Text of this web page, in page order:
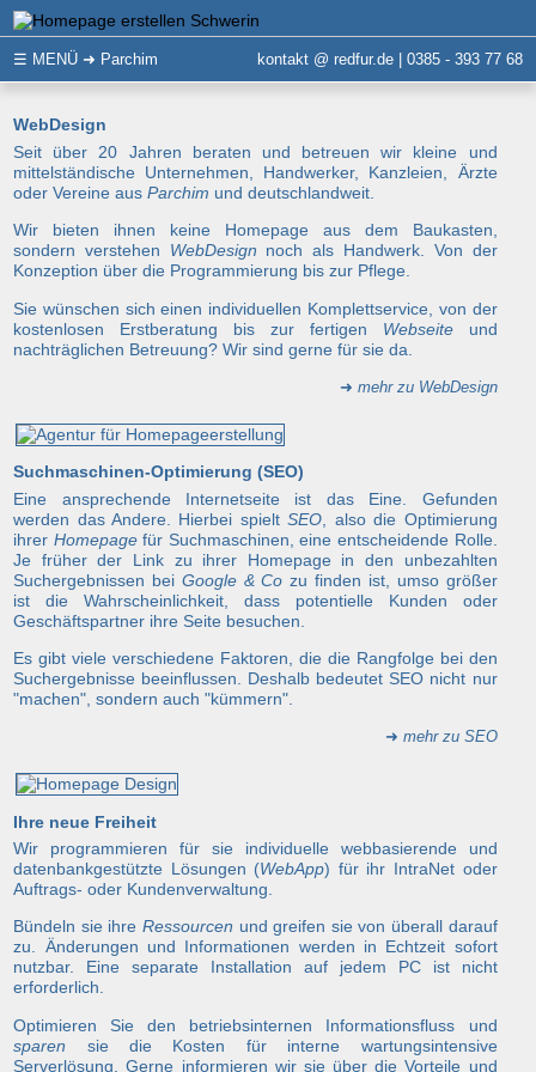
☰ MENÜ ➜ Parchim kontakt @ redfur.de | 0385 - 393 77 68
WebDesign
Seit über 20 Jahren beraten und betreuen wir kleine und
mittelständische Unternehmen, Handwerker, Kanzleien, Ärzte
oder Vereine ausParchim und deutschlandweit.
Wir bieten ihnen keine Homepage aus dem Baukasten,
sondern verstehen WebDesign noch als Handwerk. Von der
Konzeption über die Programmierung bis zur Pflege.
Sie wünschen sich einen individuellen Komplettservice, von der
kostenlosen Erstberatung bis zur fertigen Webseiteund
nachträglichen Betreuung? Wir sind gerne für sie da.
➜ mehr zu WebDesign
Suchmaschinen-Optimierung (SEO)
Eine ansprechende Internetseite ist das Eine. Gefunden
werden das Andere. Hierbei spieltSEO , also die Optimierung
ihrer Homepagefür Suchmaschinen, eine entscheidende Rolle.
Je früher der Link zu ihrer Homepage in den unbezahlten
Suchergebnissen bei Google & Co zu finden ist, umso größer
ist die Wahrscheinlichkeit, dass potentielle Kunden oder
Geschäftspartner ihre Seite besuchen.
Es gibt viele verschiedene Faktoren, die die Rangfolge bei den
Suchergebnisse beeinflussen. Deshalb bedeutet SEO nicht nur
"machen", sondern auch "kümmern".
➜ mehr zu SEO
Ihre neue Freiheit
Wir programmieren für sie individuelle webbasierende und
datenbankgestützte Lösungen (WebApp) für ihr IntraNet oder
Auftrags- oder Kundenverwaltung.
Bündeln sie ihre Ressourcen und greifen sie von überall darauf
zu. Änderungen und Informationen werden in Echtzeit sofort
nutzbar. Eine separate Installation auf jedem PC ist nicht
erforderlich.
Optimieren Sie den betriebsinternen Informationsfluss und
sparen sie die Kosten für interne wartungsintensive
Serverlösung. Gerne informieren wir sie über die Vorteile und